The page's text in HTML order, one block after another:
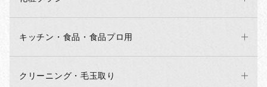
キッチン・食品・食品プロ用
クリーニング・毛玉取り